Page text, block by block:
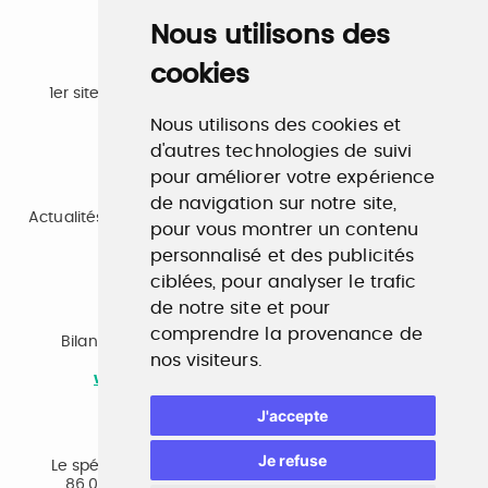
Nous utilisons des
cookies
Nous utilisons des cookies et
d'autres technologies de suivi
pour améliorer votre expérience
de navigation sur notre site,
pour vous montrer un contenu
personnalisé et des publicités
ciblées, pour analyser le trafic
de notre site et pour
comprendre la provenance de
nos visiteurs.
J'accepte
Je refuse
Emploi
1er site emploi du secteur culturel 784.000 visites et
www.profilculture.com
Formation
Actualités, guide et annuaire des formations aux métiers
de la culture.
www.profilculture-formation.com
Accompagnement professionnel
Bilan de compétences, coaching, techniques de
recherche d'emploi, entretien conseil.
www.profilculture-competences.com
Le spécialiste du secteur culturel, une cvthèque de
86.000 CV et réseau unique de professionnels.